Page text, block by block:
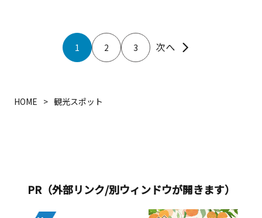
1 2 3
HOME 観光スポット
PR（外部リンク/別ウィンドウが開きます）